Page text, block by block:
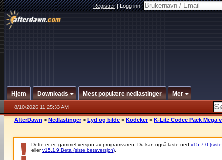
Registrer|Logg inn:
Hjem Downloads Mest populære nedlastinger Mer
8/10/2026 11:25:33 AM
AfterDawn > Nedlastinger > Lyd og bilde > Kodeker > K-Lite Codec Pack Mega
Dette er en gammel versjon av programvaren. Du kan også laste ned v15.7.0
ellerv15.1.9 Beta (siste betaversjon)